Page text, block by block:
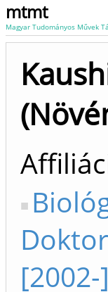
mtmt
Magyar Tudományos Művek
[2002-]